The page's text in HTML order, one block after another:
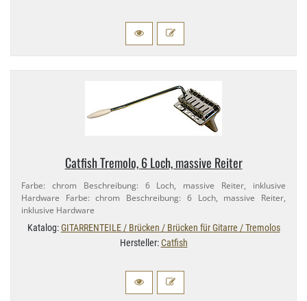
Catfish Tremolo, 6 Loch, massive Reiter
Farbe: chrom Beschreibung: 6 Loch, massive Reiter, inklusive
Hardware Farbe: chrom Beschreibung: 6 Loch, massive Reiter,
inklusive Hardware
Katalog:GITARRENTEILE / Brücken / Brücken für Gitarre / Tremolos
Hersteller:Catfish